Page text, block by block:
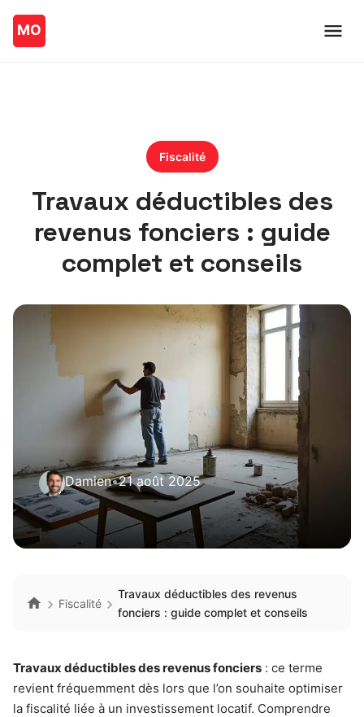
Fiscalité
Travaux déductibles des
revenus fonciers : guide
complet et conseils
Damien•21 août 2025
Fiscalité
Travaux déductibles des revenus
fonciers : guide complet et conseils
Travaux déductibles des revenus fonciers : ce terme
revient fréquemment dès lors que l’on souhaite optimiser
la fiscalité liée à un investissement locatif. Comprendre